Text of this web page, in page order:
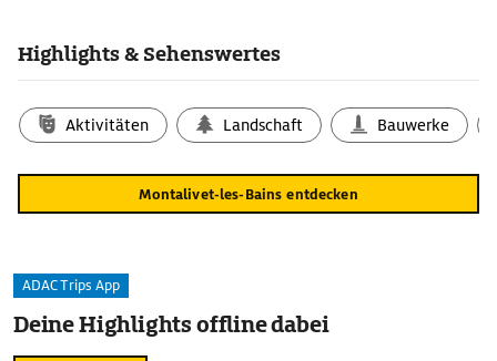
Highlights & Sehenswertes
Aktivitäten Landschaft Bauwerke
Montalivet-les-Bains entdecken
ADAC Trips App
Deine Highlights offline dabei